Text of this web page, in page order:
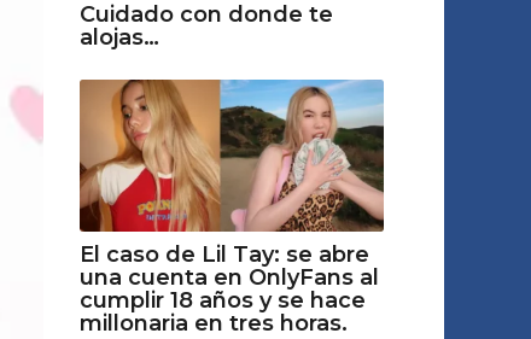
Cuidado con donde te
alojas…
El caso de Lil Tay: se abre
una cuenta en OnlyFans al
cumplir 18 años y se hace
millonaria en tres horas.